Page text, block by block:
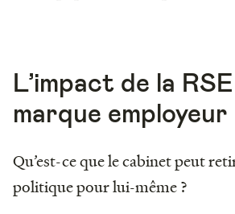
L’impact de la
marque
Qu’est-ce que le cabinet peut
politique pour lui-même ?